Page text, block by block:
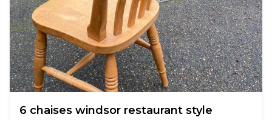
6 chaises windsor restaurant style